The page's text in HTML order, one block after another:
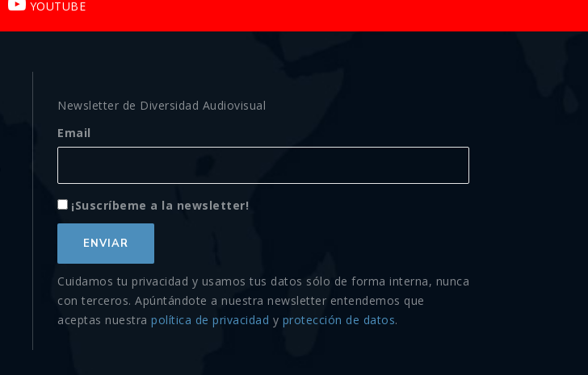
YOUTUBE
Newsletter de Diversidad Audiovisual
Email
¡Suscríbeme a la newsletter!
Cuidamos tu privacidad y usamos tus datos sólo de forma interna, nunca
con terceros. Apúntándote a nuestra newsletter entendemos que
aceptas nuestra política de privacidad y protección de datos.